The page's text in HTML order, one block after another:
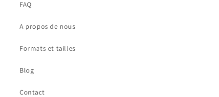
FAQ
A propos de nous
Formats et tailles
Blog
Contact